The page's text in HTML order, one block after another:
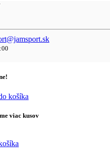
košíka
viac kusov